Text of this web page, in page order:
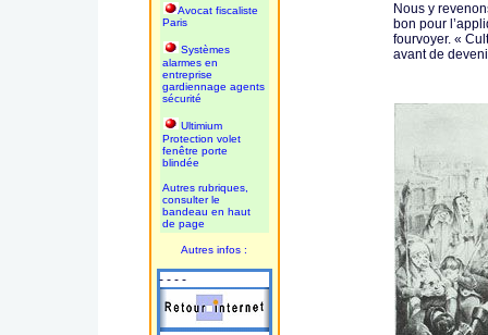
Avocat fiscaliste
Paris
Systèmes
alarmes en
entreprise
gardiennage agents
sécurité
Ultimium
Protection volet
fenêtre porte
blindée
Autres rubriques,
consulter le
bandeau en haut
de page
Autres infos :
- - - -
Nous y
bon pour
fourvoyer. «
avant de